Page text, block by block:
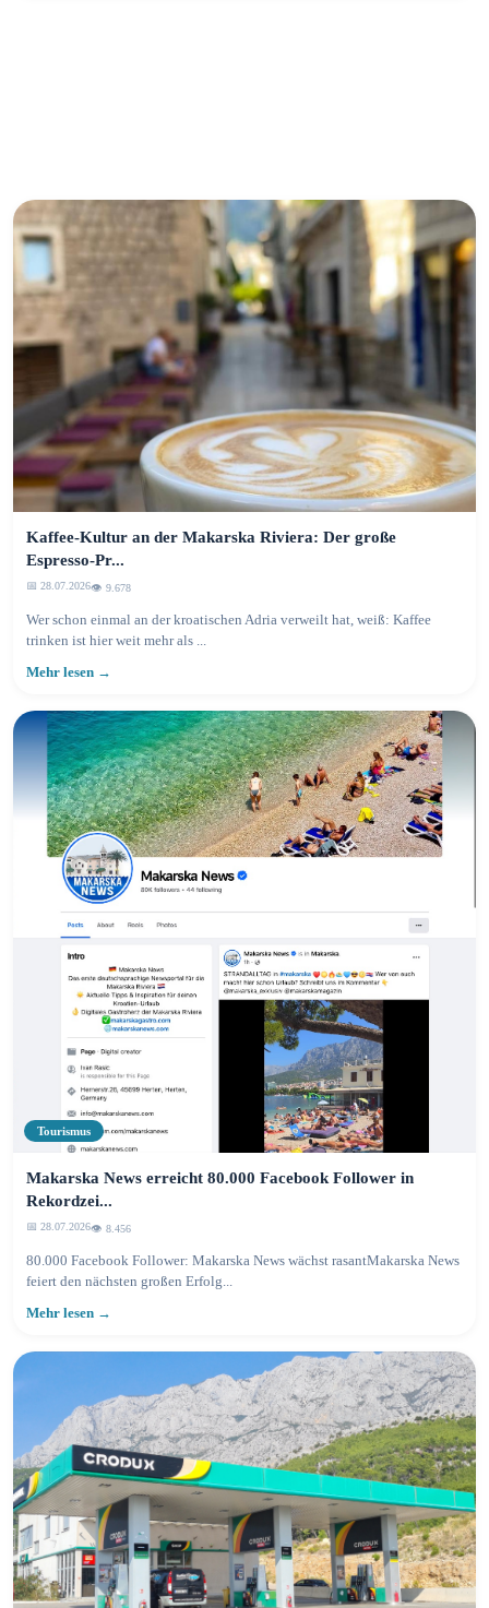
Kaffee-Kultur an der Makarska Riviera: Der große
Espresso-Pr...
📅 28.07.2026👁️ 9.682
Wer schon einmal an der kroatischen Adria verweilt hat, weiß: Kaffee
trinken ist hier weit mehr als ...
Mehr lesen →
Tourismus
Makarska News erreicht 80.000 Facebook Follower in
Rekordzei...
📅 28.07.2026👁️ 8.460
80.000 Facebook Follower: Makarska News wächst rasantMakarska News
feiert den nächsten großen Erfolg...
Mehr lesen →